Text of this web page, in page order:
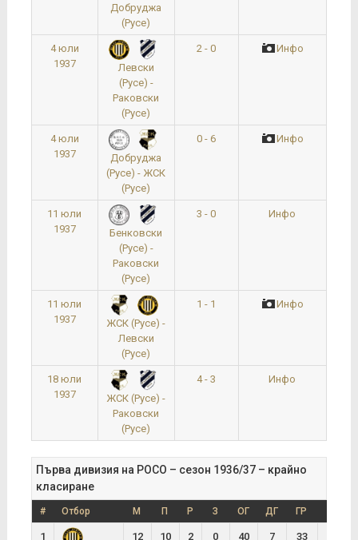
Добруджа
(Русе)
4 юли
1937
Левски
(Русе) -
Раковски
(Русе)
2 - 0 Инфо
4 юли
1937
Добруджа
(Русе) - ЖСК
(Русе)
0 - 6 Инфо
11 юли
1937
Бенковски
(Русе) -
Раковски
(Русе)
3 - 0 Инфо
11 юли
1937
ЖСК (Русе) -
Левски
(Русе)
1 - 1 Инфо
18 юли
1937
ЖСК (Русе) -
Раковски
(Русе)
4 - 3 Инфо
Първа дивизия на РОСО – сезон 1936/37 – крайно
класиране
# Отбор М П Р З ОГ ДГ ГР
1
12 10 2 0 40 7 33